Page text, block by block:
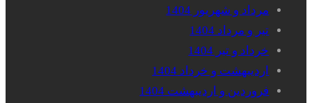
مرداد و شهریور 1404
تیر و مرداد 1404
خرداد و تیر 1404
اردیبهشت و خرداد 1404
فروردین و اردیبهشت 1404